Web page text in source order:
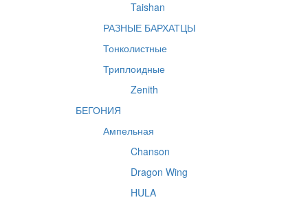
Taishan
РАЗНЫЕ БАРХАТЦЫ
Тонколистные
Триплоидные
Zenith
БЕГОНИЯ
Ампельная
Chanson
Dragon Wing
HULA